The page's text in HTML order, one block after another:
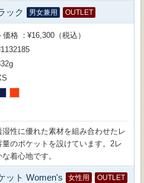
ック 男女兼用 OUTLET
価格
¥16,300（税込）
性に優れた素材を組み合わせたレ
のポケットを設けています。2レ
着心地です。
ット Women's 女性用 OUTLET